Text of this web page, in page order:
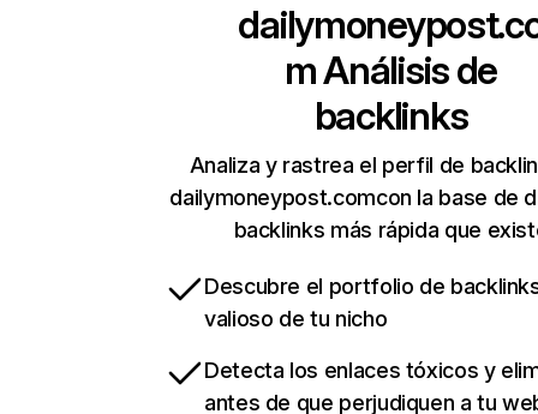
mAnálisis de
backlinks
Analiza y rastrea el perfil de
dailymoneypost.comcon la base de
backlinks más rápida que
Descubre el portfolio de
valioso de tu nicho
Detecta los enlaces tóxicos y
antes de que perjudiquen a tu